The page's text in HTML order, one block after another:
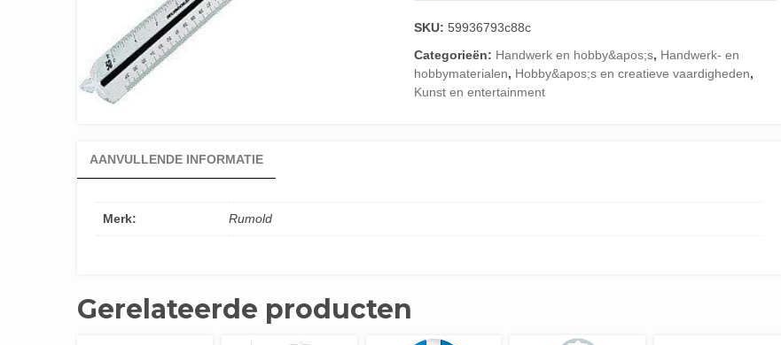
SKU: 59936793c88c
Categorieën: Handwerk en hobby&apos;s, Handwerk- en
hobbymaterialen, Hobby&apos;s en creatieve vaardigheden,
Kunst en entertainment
AANVULLENDE INFORMATIE
Merk: Rumold
Gerelateerde producten